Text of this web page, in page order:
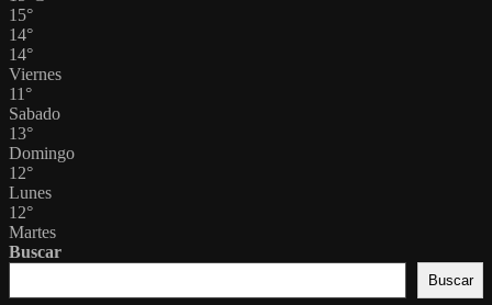
15°
14°
14°
Viernes
11°
Sabado
13°
Domingo
12°
Lunes
12°
Martes
Buscar
Buscar